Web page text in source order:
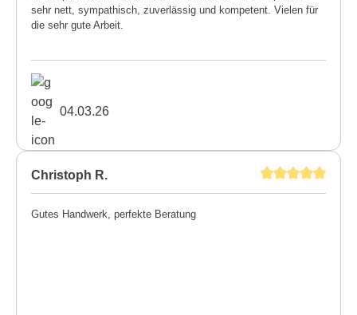
sehr nett, sympathisch, zuverlässig und kompetent. Vielen für
die sehr gute Arbeit.
04.03.26
Christoph R.
Gutes Handwerk, perfekte Beratung